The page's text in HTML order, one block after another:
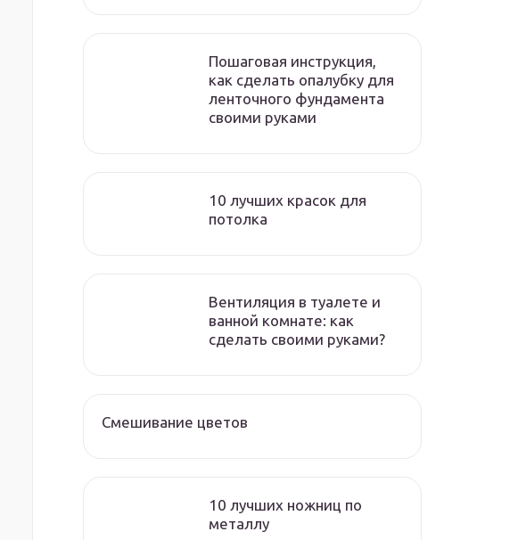
Пошаговая инструкция,
как сделать опалубку для
ленточного фундамента
своими руками
10 лучших красок для
потолка
Вентиляция в туалете и
ванной комнате: как
сделать своими руками?
Смешивание цветов
10 лучших ножниц по
металлу